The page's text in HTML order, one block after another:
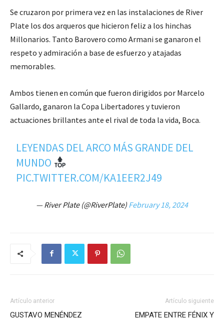
Se cruzaron por primera vez en las instalaciones de River
Plate los dos arqueros que hicieron feliz a los hinchas
Millonarios. Tanto Barovero como Armani se ganaron el
respeto y admiración a base de esfuerzo y atajadas
memorables.
Ambos tienen en común que fueron dirigidos por Marcelo
Gallardo, ganaron la Copa Libertadores y tuvieron
actuaciones brillantes ante el rival de toda la vida, Boca.
LEYENDAS DEL ARCO MÁS GRANDE DEL
MUNDO
PIC.TWITTER.COM/KA1EER2J49
— River Plate (@RiverPlate) February 18, 2024
Artículo anterior
GUSTAVO MENÉNDEZ
Artículo siguiente
EMPATE ENTRE FÉNIX Y